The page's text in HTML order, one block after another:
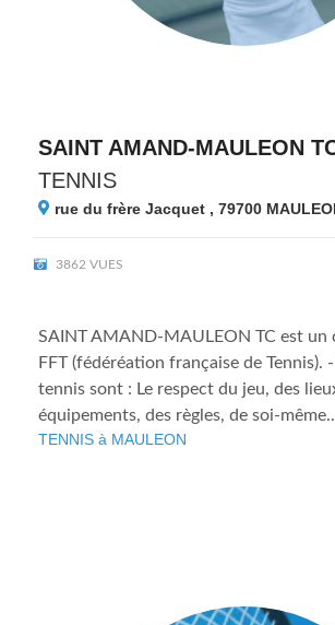
SAINT AMAND-MAULEON
TENNIS
rue du frère Jacquet , 79700
3862 VUES
SAINT AMAND-MAULEON TC est un
FFT (fédéréation française de Tennis).
tennis sont : Le respect du jeu, des
équipements, des règles, de soi-
TENNIS à MAULEON